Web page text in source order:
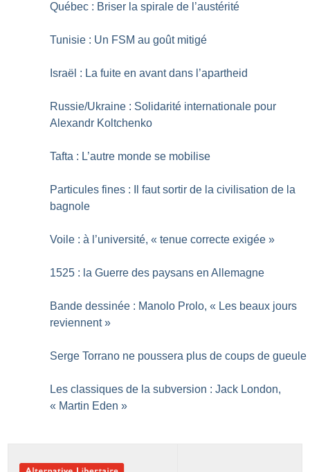
Québec : Briser la spirale de l’austérité
Tunisie : Un FSM au goût mitigé
Israël : La fuite en avant dans l’apartheid
Russie/Ukraine : Solidarité internationale pour
Alexandr Koltchenko
Tafta : L’autre monde se mobilise
Particules fines : Il faut sortir de la civilisation de la
bagnole
Voile : à l’université, « tenue correcte exigée »
1525 : la Guerre des paysans en Allemagne
Bande dessinée : Manolo Prolo, « Les beaux jours
reviennent »
Serge Torrano ne poussera plus de coups de gueule
Les classiques de la subversion : Jack London,
« Martin Eden »